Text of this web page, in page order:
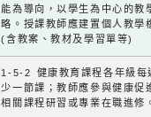
能為導向，以學生為中心的教
略。授課教師應建置個人教學
(含教案、教材及學習單等)
1-5-2 健康教育課程各年級每
少一節課；教師應參與健康促
相關課程研習或專業在職進修